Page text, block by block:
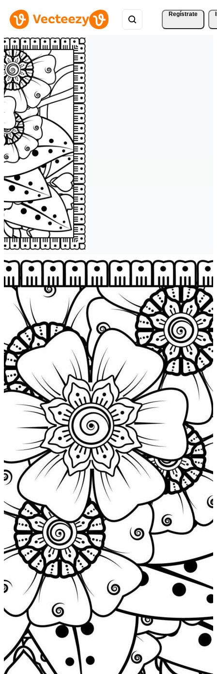
Regístrate